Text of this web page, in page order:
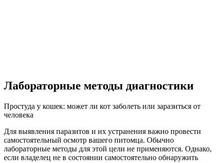
Лабораторные методы диагностики
Простуда у кошек: может ли кот заболеть или заразиться от
человека
Для выявления паразитов и их устранения важно провести
самостоятельный осмотр вашего питомца. Обычно
лабораторные методы для этой цели не применяются. Однако,
если владелец не в состоянии самостоятельно обнаружить